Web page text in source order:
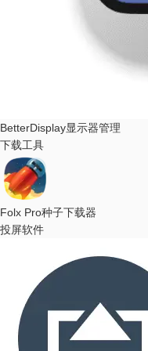
BetterDisplay显示器管理
下载工具
Folx Pro种子下载器
投屏软件